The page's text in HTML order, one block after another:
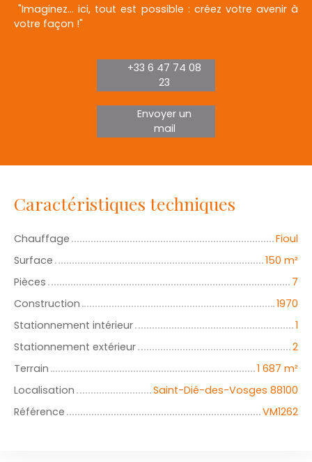
"Imaginez... ici, tout est possible : créez votre avenir à
votre façon !"
+33 6 47 74 08
23
Envoyer un
mail
Caractéristiques techniques
Chauffage
Fioul
Surface
150 m²
Pièces
7
Construction
1970
Stationnement intérieur
1
Stationnement extérieur
2
Terrain
1 687 m²
Localisation
Saint-Dié-des-Vosges 88100
Référence
VM1262